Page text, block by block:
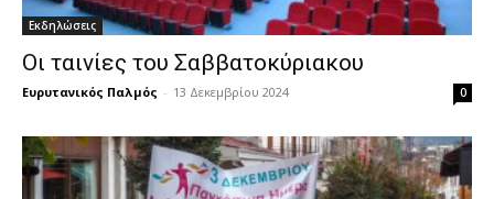
Εκδηλώσεις
Οι ταινίες του Σαββατοκύριακου
Ευρυτανικός Παλμός - 13 Δεκεμβρίου 2024 0